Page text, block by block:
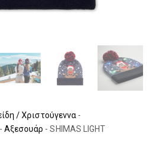
/ Χριστούγεννα -
- Αξεσουάρ - SHIMAS LIGHT